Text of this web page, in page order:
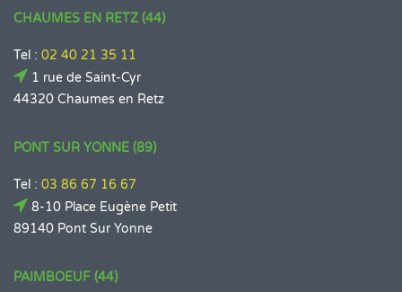
CHAUMES EN RETZ (44)
Tel : 02 40 21 35 11
1 rue de Saint-Cyr
44320 Chaumes en Retz
PONT SUR YONNE (89)
Tel : 03 86 67 16 67
8-10 Place Eugène Petit
89140 Pont Sur Yonne
PAIMBOEUF (44)